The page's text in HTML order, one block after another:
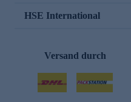
HSE International
Versand durch